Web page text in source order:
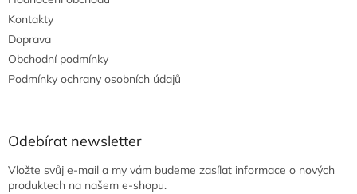
Kontakty
Doprava
Obchodní podmínky
Podmínky ochrany osobních údajů
Odebírat newsletter
Vložte svůj e-mail a my vám budeme zasílat informace o nových
produktech na našem e-shopu.